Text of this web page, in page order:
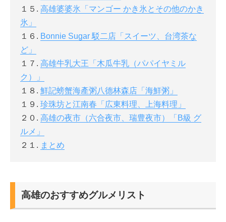
１５. 高雄婆婆氷「マンゴー かき氷とその他のかき
氷」
１６. Bonnie Sugar 駁二店「スイーツ、台湾茶な
ど」
１７. 高雄牛乳大王「木瓜牛乳（パパイヤミル
ク）」
１８. 鮮記螃蟹海產粥八德林森店「海鮮粥」
１９. 珍珠坊と江南春「広東料理、上海料理」
２０. 高雄の夜市（六合夜市、瑞豊夜市）「B級 グ
ルメ」
２１. まとめ
高雄のおすすめグルメリスト